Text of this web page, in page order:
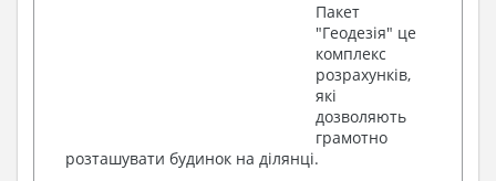
Пакет
"Геодезія" це
комплекс
розрахунків,
які
дозволяють
грамотно
розташувати будинок на ділянці.